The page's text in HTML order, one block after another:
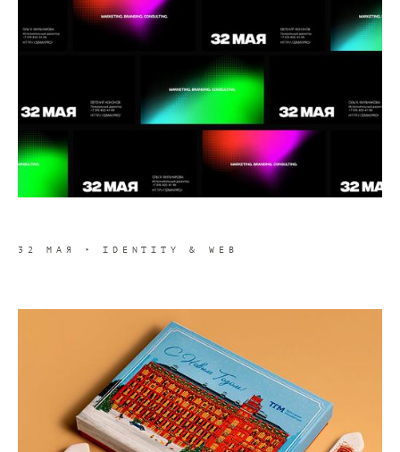
32 МАЯ ‣ IDENTITY & WEB